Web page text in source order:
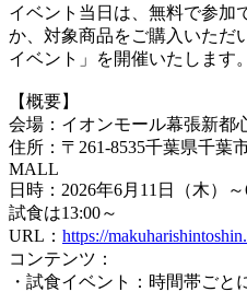
イベント当日は、無料で参加
か、対象商品をご購入いただ
イベント」を開催いたします。
【概要】
会場：イオンモール幕張新都
住所：〒261-8535千葉県千葉
MALL
日時：2026年6月11日（木）
試食は13:00～
URL： https://
コンテンツ：
・試食イベント：時間帯ご